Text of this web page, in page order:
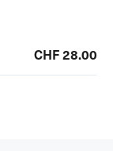
CHF 28.00